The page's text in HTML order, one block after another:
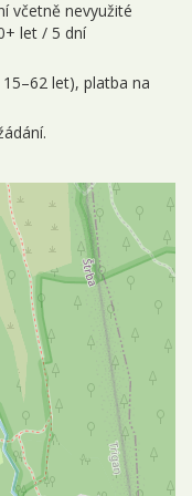
včetně nevyužité
let / 5 dní
let), platba na